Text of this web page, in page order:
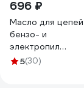
696 ₽
Масло для цепей
бензо- и
электропил
минеральное
5(30)